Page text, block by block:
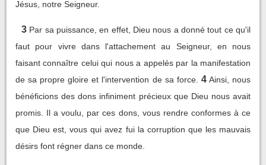
Jésus, notre Seigneur.
3 Par sa puissance, en effet, Dieu nous a donné tout ce qu'il
faut pour vivre dans l'attachement au Seigneur, en nous
faisant connaître celui qui nous a appelés par la manifestation
de sa propre gloire et l'intervention de sa force. 4 Ainsi, nous
bénéficions des dons infiniment précieux que Dieu nous avait
promis. Il a voulu, par ces dons, vous rendre conformes à ce
que Dieu est, vous qui avez fui la corruption que les mauvais
désirs font régner dans ce monde.